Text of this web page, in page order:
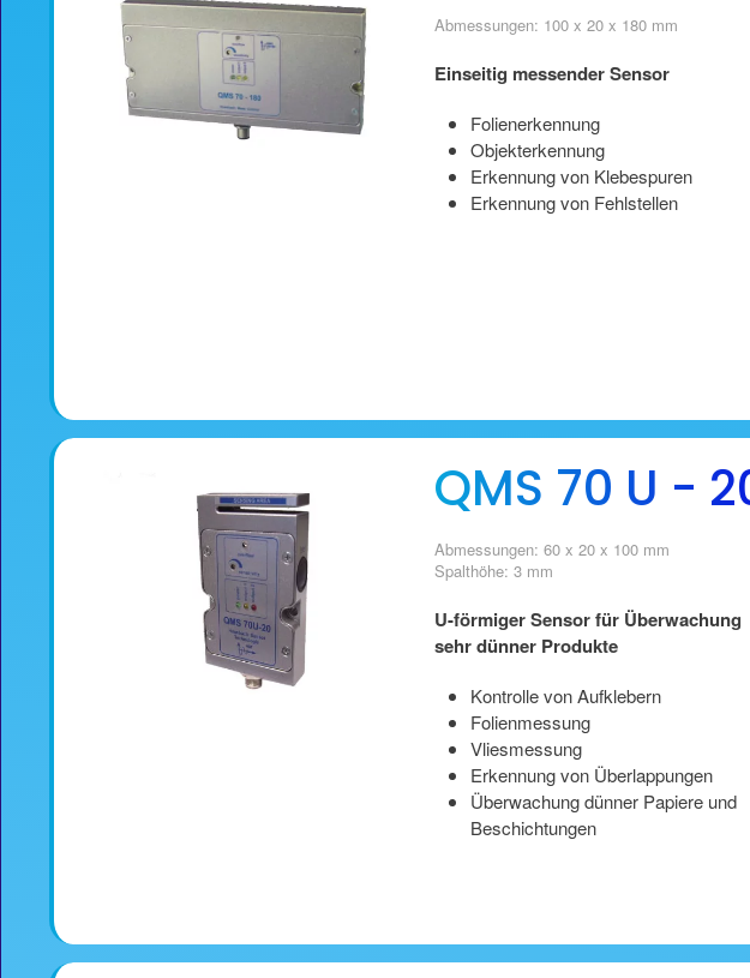
Abmessungen: 100 x 20 x 180 mm
Einseitig messender Sensor
Folienerkennung
Objekterkennung
Erkennung von Klebespuren
Erkennung von Fehlstellen
QMS 70 U -
Abmessungen: 60 x 20 x 100 mm
Spalthöhe: 3 mm
U-förmiger Sensor für Überwachung
sehr dünner Produkte
Kontrolle von Aufklebern
Folienmessung
Vliesmessung
Erkennung von Überlappungen
Überwachung dünner Papiere und
Beschichtungen